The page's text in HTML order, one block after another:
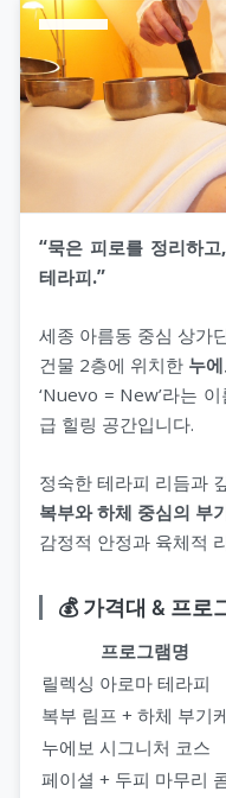
“묵은 피로를 정리하
테라피.”
세종 아름동 중심 상가
건물 2층에 위치한 누
‘Nuevo = New’라는
급 힐링 공간입니다.
정숙한 테라피 리듬과
복부와 하체 중심의 부
감정적 안정과 육체적
💰 가격대 & 프로
프로그램명
릴렉싱 아로마 테라피
복부 림프 + 하체 부기
누에보 시그니처 코스
페이셜 + 두피 마무리